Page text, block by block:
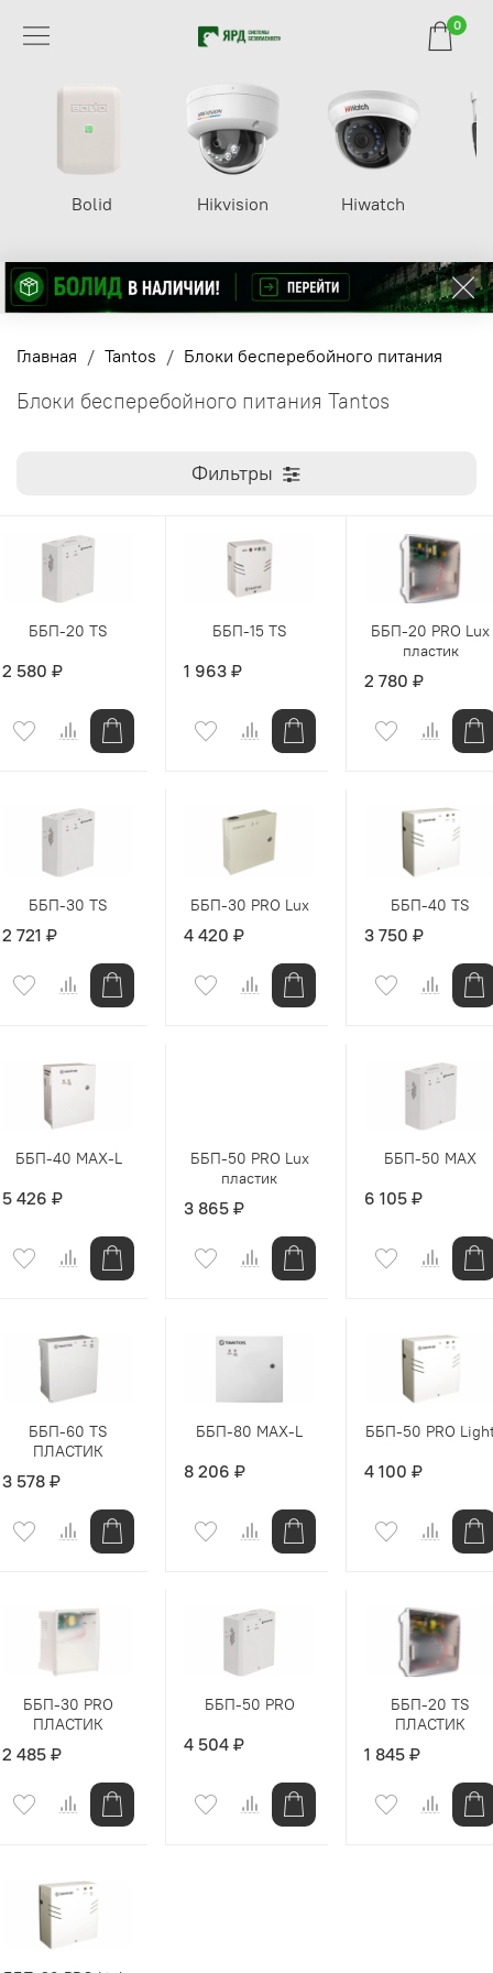
0
Bolid Hikvision Hiwatch
Главная Tantos Блоки бесперебойного питания
Блоки бесперебойного питания Tantos
Фильтры
ББП-20 TS
2 580 ₽
ББП-15 TS
1 963 ₽
ББП-20 PRO Lux
пластик
2 780 ₽
ББП-30 TS
2 721 ₽
ББП-30 PRO Lux
4 420 ₽
ББП-40 TS
3 750 ₽
ББП-40 MAX-L
5 426 ₽
ББП-50 PRO Lux
пластик
3 865 ₽
ББП-50 MAX
6 105 ₽
ББП-60 TS
ПЛАСТИК
3 578 ₽
ББП-80 MAX-L
8 206 ₽
ББП-50 PRO
4 100 ₽
ББП-30 PRO
ПЛАСТИК
2 485 ₽
ББП-50 PRO
4 504 ₽
ББП-20 TS
ПЛАСТИК
1 845 ₽